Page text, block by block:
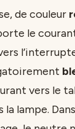
de couleur
le
vers le
la lampe.